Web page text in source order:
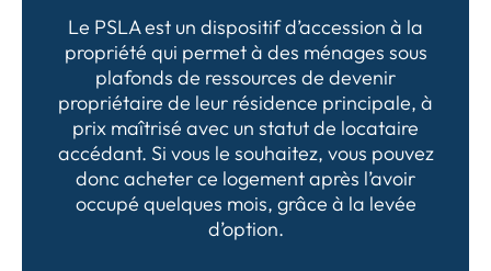
Le PSLA est un dispositif d’accession à la
propriété qui permet à des ménages sous
plafonds de ressources de devenir
propriétaire de leur résidence principale, à
prix maîtrisé avec un statut de locataire
accédant. Si vous le souhaitez, vous pouvez
donc acheter ce logement après l’avoir
occupé quelques mois, grâce à la levée
d’option.